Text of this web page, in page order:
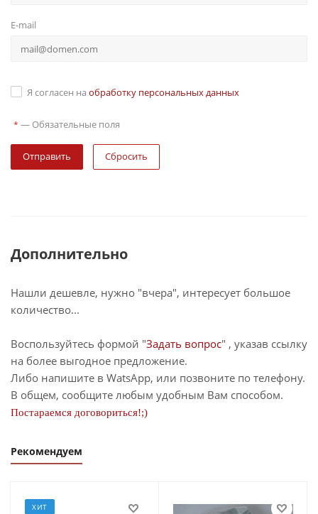
E-mail
Я согласен на обработку персональных данных
* — Обязательные поля
Сбросить
Дополнительно
Нашли дешевле, нужно "вчера", интересует большое
количество...
Воспользуйтесь формой "Задать вопрос" , указав ссылку
на более выгодное предложение.
Либо напишите в WatsApp, или позвоните по телефону.
В общем, сообщите любым удобным Вам способом.
Постараемся договориться!;)
Рекомендуем
ХИТ